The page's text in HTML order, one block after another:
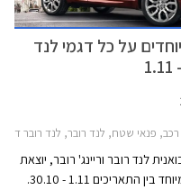
על כל דגמי לנד
דיסקברי 4 2012-2016, לנד רובר פרילנדר 2 2012-2015, לנד רובר ריינג' רובר 2013-2021, לנד רובר ריינג' רובר איווק 5 דלתות 2011-2015, לנד רובר ריינג' רובר איווק קופה 2012-2015לנד רובר ריינג' רובר
לנד רובר וריינג' רובר, יוצאת
באירוע מכירות מיוחד בין התאריכים 1.11 - 30.10.